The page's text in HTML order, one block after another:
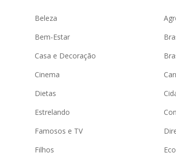
Beleza
Bem-Estar
Casa e Decoração
Cinema
Dietas
Estrelando
Famosos e TV
Filhos